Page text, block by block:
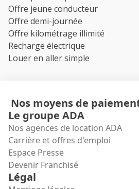
Offre jeune conducteur
Offre demi-journée
Offre kilométrage illimité
Recharge électrique
Louer en aller simple
Nos moyens de
Le groupe ADA
Nos agences de location ADA
Carrière et offres d'emploi
Espace Presse
Devenir Franchisé
Légal